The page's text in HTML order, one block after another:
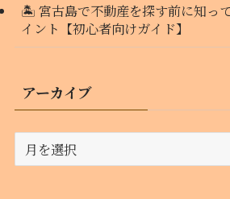
🏝️ 宮古島で不動産を探す前に知っ
イント【初心者向けガイド】
アーカイブ
ー